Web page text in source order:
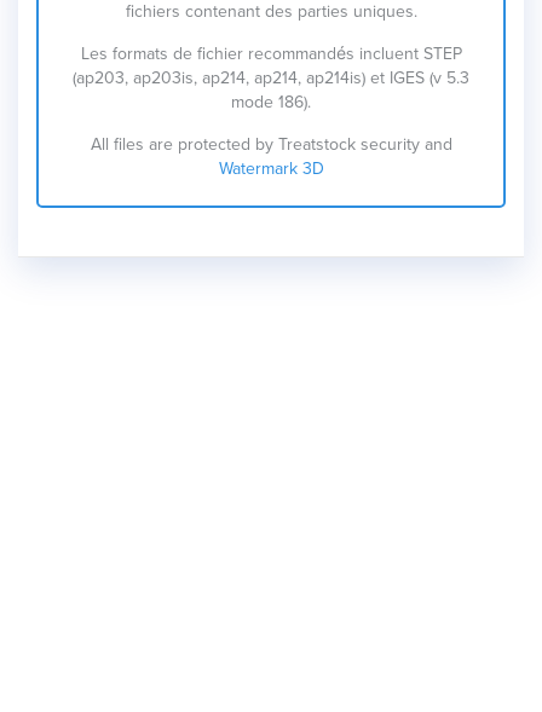
fichiers contenant des parties uniques.
Les formats de fichier recommandés incluent STEP
(ap203, ap203is, ap214, ap214, ap214is) et IGES (v 5.3
mode 186).
All files are protected by Treatstock security and
Watermark 3D